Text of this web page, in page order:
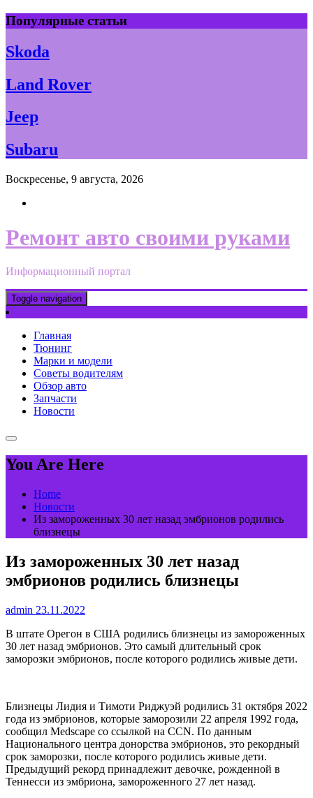
Skip
to
content
Популярные статьи
Skoda
Land Rover
Jeep
Subaru
Воскресенье, 9 августа, 2026
Ремонт авто своими руками
Информационный портал
Toggle navigation
Главная
Тюнинг
Марки и модели
Советы водителям
Обзор авто
Запчасти
Новости
You Are Here
Home
Новости
Из замороженных 30 лет назад эмбрионов родились
близнецы
Из замороженных 30 лет назад
эмбрионов родились близнецы
admin 23.11.2022
В штате Орегон в США родились близнецы из замороженных
30 лет назад эмбрионов. Это самый длительный срок
заморозки эмбрионов, после которого родились живые дети.
Близнецы Лидия и Тимоти Риджуэй родились 31 октября 2022
года из эмбрионов, которые заморозили 22 апреля 1992 года,
сообщил Medscape со ссылкой на CCN. По данным
Национального центра донорства эмбрионов, это рекордный
срок заморозки, после которого родились живые дети.
Предыдущий рекорд принадлежит девочке, рожденной в
Теннесси из эмбриона, замороженного 27 лет назад.